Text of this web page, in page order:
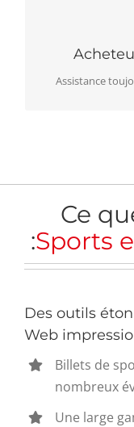
Assistance
Nous permettons
Ce
:Sports
Des outils
Web
Billets de
nombreux
Une large